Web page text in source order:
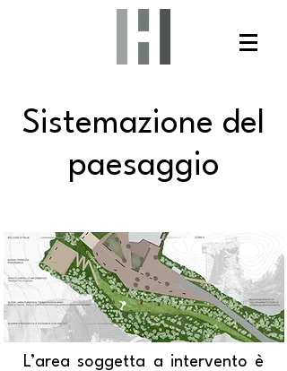
Sistemazione del
paesaggio
L’area soggetta a intervento è